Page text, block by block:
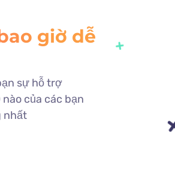
giờ dễ
sự hỗ trợ
của các bạn
nhất